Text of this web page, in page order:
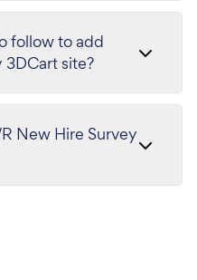
follow to add
site?
New Hire Survey